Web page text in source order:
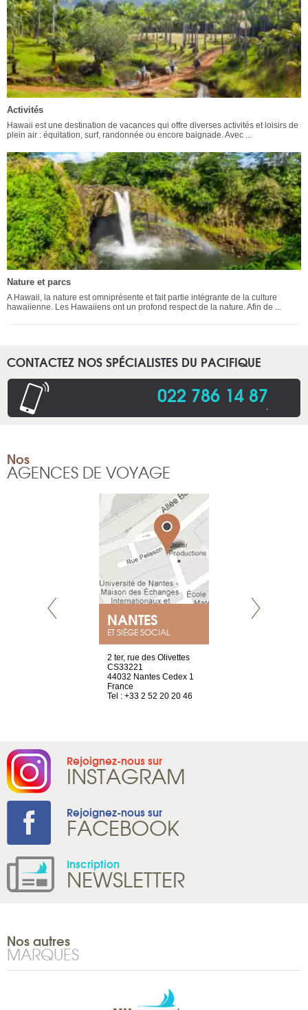
Activités
Hawaii est une destination de vacances qui offre diverses activités et loisirs de
plein air : équitation, surf, randonnée ou encore baignade. Avec ...
Nature et parcs
A Hawaii, la nature est omniprésente et fait partie intégrante de la culture
hawaiienne. Les Hawaiiens ont un profond respect de la nature. Afin de ...
CONTACTEZ NOS SPÉCIALISTES DU PACIFIQUE
022 786 14 87.
Nos
AGENCES DE VOYAGE
NANTES
ET SIÈGE SOCIAL
2 ter, rue des Olivettes
CS33221
44032 Nantes Cedex 1
France
Tel : +33 2 52 20 20 46
Rejoignez-nous sur
INSTAGRAM
Rejoignez-nous sur
FACEBOOK
Inscription
NEWSLETTER
Nos autres
MARQUES